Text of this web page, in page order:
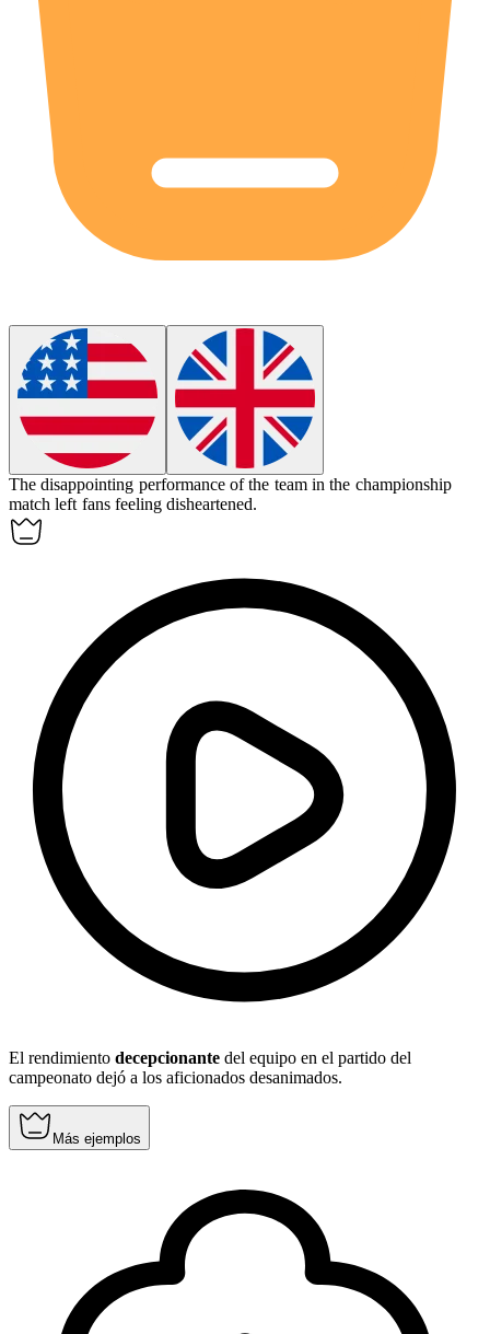
Thedisappointing performance of the team in the championship
match left fans feeling disheartened.
El rendimiento decepcionante del equipo en el partido del
campeonato dejó a los aficionados desanimados.
Más ejemplos